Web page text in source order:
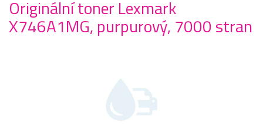
Originální toner Lexmark
X746A1MG, purpurový, 7000 stran